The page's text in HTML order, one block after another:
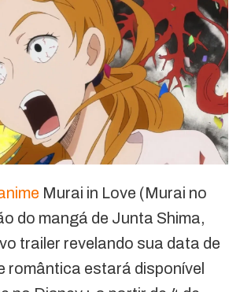
Murai in Love (Murai no
do mangá de Junta Shima,
trailer revelando sua data de
romântica estará disponível